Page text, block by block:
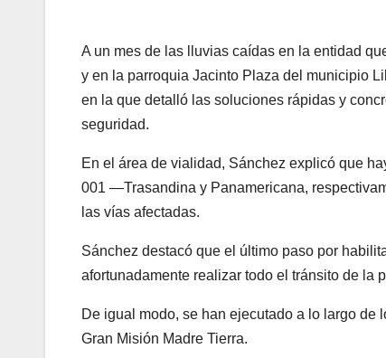
A un mes de las lluvias caídas en la entidad
y en la parroquia Jacinto Plaza del municipio
en la que detalló las soluciones rápidas y
seguridad.
En el área de vialidad, Sánchez explicó que
001 —Trasandina y Panamericana,
las vías afectadas.
Sánchez destacó que el último paso por
afortunadamente realizar todo el tránsito de la
De igual modo, se han ejecutado a lo largo
Gran Misión Madre Tierra.